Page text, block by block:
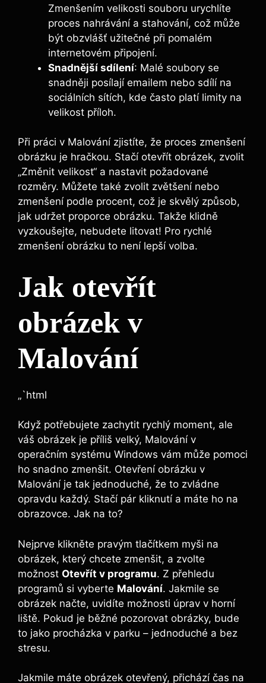
Zmenšením velikosti souboru urychlíte
proces nahrávání a stahování, což může
být obzvlášť užitečné při pomalém
internetovém připojení.
Snadnější sdílení: Malé soubory se
snadněji posílají emailem nebo sdílí na
sociálních sítích, kde často platí limity na
velikost příloh.
Při práci v Malování zjistíte, že proces zmenšení
obrázku je hračkou. Stačí otevřít obrázek, zvolit
„Změnit velikost“ a nastavit požadované
rozměry. Můžete také zvolit zvětšení nebo
zmenšení podle procent, což je skvělý způsob,
jak udržet proporce obrázku. Takže klidně
vyzkoušejte, nebudete litovat! Pro rychlé
zmenšení obrázku to není lepší volba.
Jak otevřít
obrázek v
Malování
„`html
Když potřebujete zachytit rychlý moment, ale
váš obrázek je příliš velký, Malování v
operačním systému Windows vám může pomoci
ho snadno zmenšit. Otevření obrázku v
Malování je tak jednoduché, že to zvládne
opravdu každý. Stačí pár kliknutí a máte ho na
obrazovce. Jak na to?
Nejprve klikněte pravým tlačítkem myši na
obrázek, který chcete zmenšit, a zvolte
možnost Otevřít v programu. Z přehledu
programů si vyberte Malování. Jakmile se
obrázek načte, uvidíte možnosti úprav v horní
liště. Pokud je běžné pozorovat obrázky, bude
to jako procházka v parku – jednoduché a bez
stresu.
Jakmile máte obrázek otevřený, přichází čas na